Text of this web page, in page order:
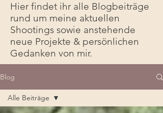
Hier findet ihr alle Blogbeiträge
rund um meine aktuellen
Shootings sowie anstehende
neue Projekte & persönlichen
Gedanken von mir.
Blog
Alle Beiträge